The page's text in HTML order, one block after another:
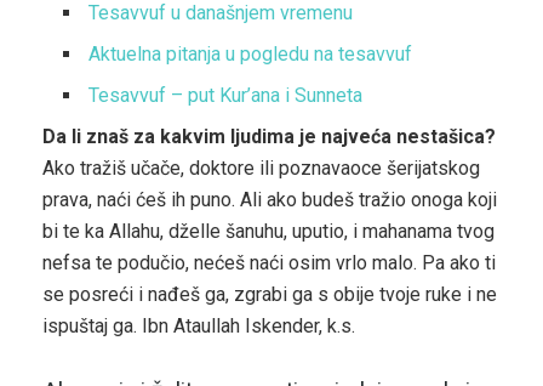
Tesavvuf u današnjem vremenu
Aktuelna pitanja u pogledu na tesavvuf
Tesavvuf – put Kur’ana i Sunneta
Da li znaš za kakvim ljudima je najveća nestašica?
Ako tražiš učače, doktore ili poznavaoce šerijatskog
prava, naći ćeš ih puno. Ali ako budeš tražio onoga koji
bi te ka Allahu, dželle šanuhu, uputio, i mahanama tvog
nefsa te podučio, nećeš naći osim vrlo malo. Pa ako ti
se posreći i nađeš ga, zgrabi ga s obije tvoje ruke i ne
ispuštaj ga. Ibn Ataullah Iskender, k.s.